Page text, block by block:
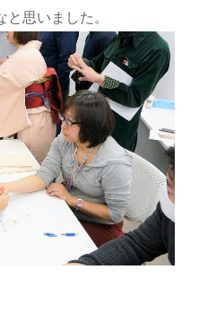
思いました。